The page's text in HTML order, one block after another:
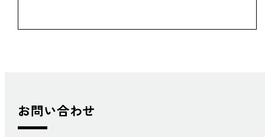
お問い合わせ